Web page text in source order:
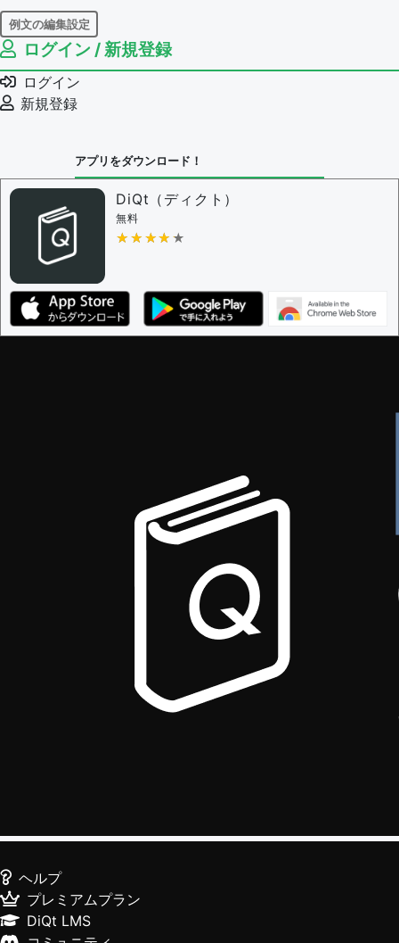
例文の編集設定
例文の編集権限を持つユーザー -
例文の削除を審査する
審査に対する投票権限を持つユーザー -
決定に必要な投票数 -
問題の編集権限を持つユーザー -すべてのユーザー
審査に対する投票権限を持つユーザー -
決定に必要な投票数 -
編集ガイドライン
ログイン / 新規登録
ログイン
新規登録
アプリをダウンロード！
DiQt（ディクト）
無料
★★★★★
★★★★★
ヘルプ
プレミアムプラン
DiQt LMS